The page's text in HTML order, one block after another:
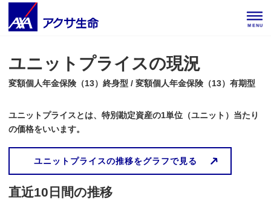
MENU
ユニットプライスの現況
​変額個人年金保険（13）終身型 / ​変額個人年金保険（13）有期型
ユニットプライスとは、特別勘定資産の1単位（ユニット）当たり
の価格をいいます。
ユニットプライスの推移をグラフで見る
直近10日間の推移